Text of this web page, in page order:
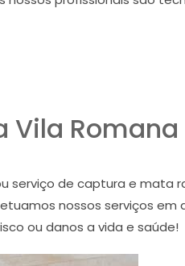
Vila Romana
serviço de captura e mata
nossos serviços
ou danos a vida e saúde!